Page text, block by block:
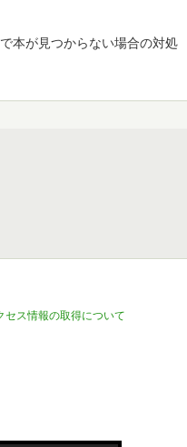
本が見つからない場合の対処
セス情報の取得について